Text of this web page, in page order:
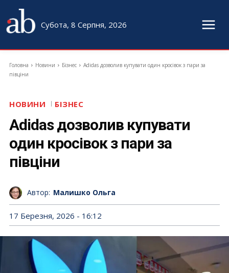
Субота, 8 Серпня, 2026
Головна Новини Бізнес
Adidas дозволив купувати один кросівок з пари за
півціни
НОВИНИ БІЗНЕС
Adidas дозволив купувати
один кросівок з пари за
півціни
Автор: Малишко Ольга
17 Березня, 2026 - 16:12